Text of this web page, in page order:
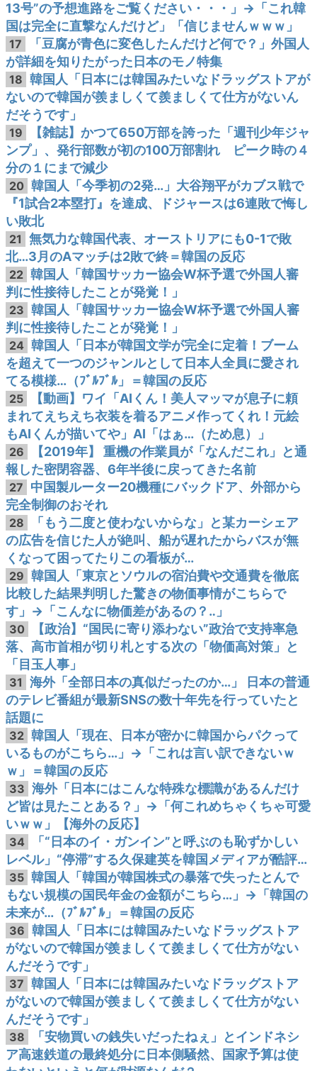
13号”の予想進路をご覧ください・・・」→「これ韓
国は完全に直撃なんだけど」「信じませんｗｗｗ」
17
「豆腐が青色に変色したんだけど何で？」外国人
が詳細を知りたがった日本のモノ特集
18 韓国人「日本には韓国みたいなドラッグストアが
ないので韓国が羨ましくて羨ましくて仕方がないん
だそうです」
19
【雑誌】かつて650万部を誇った「週刊少年ジャ
ンプ」、発行部数が初の100万部割れ ピーク時の４
分の１にまで減少
20 韓国人「今季初の2発…」大谷翔平がカブス戦で
『1試合2本塁打』を達成、ドジャースは6連敗で悔し
い敗北
21
無気力な韓国代表、オーストリアにも0-1で敗
北…3月のAマッチは2敗で終＝韓国の反応
22 韓国人「韓国サッカー協会W杯予選で外国人審
判に性接待したことが発覚！」
23 韓国人「韓国サッカー協会W杯予選で外国人審
判に性接待したことが発覚！」
24 韓国人「日本が韓国文学が完全に定着！ブーム
を超えて一つのジャンルとして日本人全員に愛され
てる模様…（ﾌﾞﾙﾌﾞﾙ」＝韓国の反応
25
【動画】ワイ「AIくん！美人マッマが息子に頼
まれてえちえち衣装を着るアニメ作ってくれ！元絵
もAIくんが描いてや」AI「はぁ…（ため息）」
26
【2019年】 重機の作業員が「なんだこれ」と通
報した密閉容器、6年半後に戻ってきた名前
27 中国製ルーター20機種にバックドア、外部から
完全制御のおそれ
28
「もう二度と使わないからな」と某カーシェア
の広告を信じた人が絶叫、船が遅れたからバスが無
くなって困ってたりこの看板が…
29 韓国人「東京とソウルの宿泊費や交通費を徹底
比較した結果判明した驚きの物価事情がこちらで
す」→「こんなに物価差があるの？‥」
30
【政治】“国民に寄り添わない”政治で支持率急
落、高市首相が切り札とする次の「物価高対策」と
「目玉人事」
31
海外「全部日本の真似だったのか…」 日本の普通
のテレビ番組が最新SNSの数十年先を行っていたと
話題に
32 韓国人「現在、日本が密かに韓国からパクって
いるものがこちら…」→「これは言い訳できないｗ
ｗ」＝韓国の反応
33 海外「日本にはこんな特殊な標識があるんだけ
ど皆は見たことある？」→「何これめちゃくちゃ可愛
いｗｗ」【海外の反応】
34
「“日本のイ・ガンイン”と呼ぶのも恥ずかしい
レベル」“停滞”する久保建英を韓国メディアが酷評…
35 韓国人「韓国が韓国株式の暴落で失ったとんで
もない規模の国民年金の金額がこちら…」→「韓国の
未来が…（ﾌﾞﾙﾌﾞﾙ」＝韓国の反応
36 韓国人「日本には韓国みたいなドラッグストア
がないので韓国が羨ましくて羨ましくて仕方がない
んだそうです」
37 韓国人「日本には韓国みたいなドラッグストア
がないので韓国が羨ましくて羨ましくて仕方がない
んだそうです」
38
「安物買いの銭失いだったねぇ」とインドネシ
ア高速鉄道の最終処分に日本側騒然、国家予算は使